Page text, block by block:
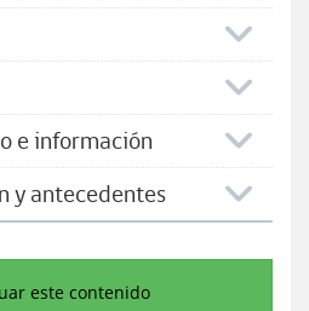
e información
y antecedentes
este contenido